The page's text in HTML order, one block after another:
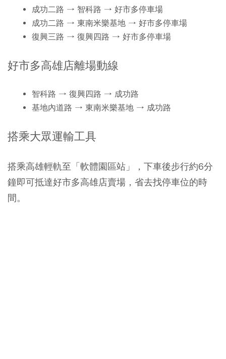
成功二路 → 智科路 → 好市多停車場
成功二路 → 東南米樂基地 → 好市多停車場
復興三路 → 復興四路 → 好市多停車場
好市多高雄店離場動線
智科路 → 復興四路 → 成功路
基地內道路 → 東南米樂基地 → 成功路
搭乘大眾運輸工具
搭乘高雄輕軌至「軟體園區站」，下車後步行約6分
鐘即可抵達好市多高雄店賣場，省去找停車位的時
間。